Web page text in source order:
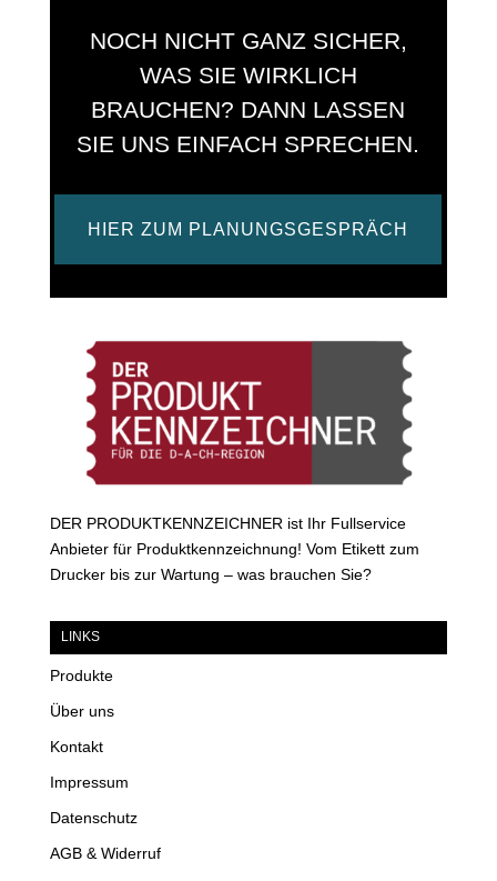
NOCH NICHT GANZ SICHER,
WAS SIE WIRKLICH
BRAUCHEN? DANN LASSEN
SIE UNS EINFACH SPRECHEN.
HIER ZUM PLANUNGSGESPRÄCH
DER PRODUKTKENNZEICHNER ist Ihr Fullservice
Anbieter für Produktkennzeichnung! Vom Etikett zum
Drucker bis zur Wartung – was brauchen Sie?
LINKS
Produkte
Über uns
Kontakt
Impressum
Datenschutz
AGB & Widerruf